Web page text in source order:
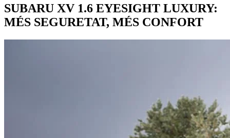
SUBARU XV 1.6 EYESIGHT LUXURY:
MÉS SEGURETAT, MÉS CONFORT